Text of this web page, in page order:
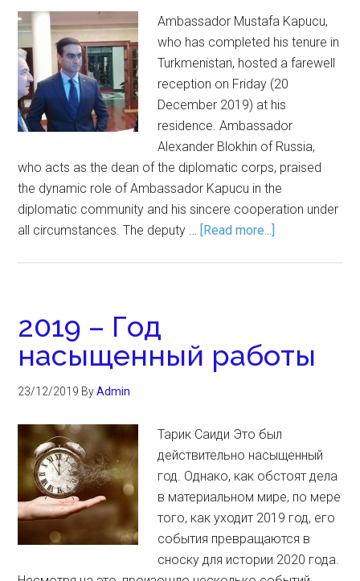
Ambassador Mustafa Kapucu,
who has completed his tenure in
Turkmenistan, hosted a farewell
reception on Friday (20
December 2019) at his
residence. Ambassador
Alexander Blokhin of Russia,
who acts as the dean of the diplomatic corps, praised
the dynamic role of Ambassador Kapucu in the
diplomatic community and his sincere cooperation under
all circumstances. The deputy … [Read more...]
2019 – Год
насыщенный работы
23/12/2019 ByAdmin
Тарик Саиди Это был
действительно насыщенный
год. Однако, как обстоят дела
в материальном мире, по мере
того, как уходит 2019 год, его
события превращаются в
сноску для истории 2020 года.